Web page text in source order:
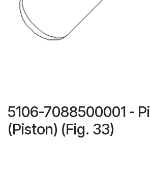
5106-7088500001 -
(Piston) (Fig. 33)